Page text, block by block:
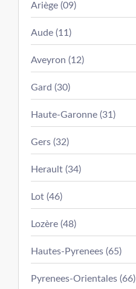
Ariège (09)
Aude (11)
Aveyron (12)
Gard (30)
Haute-Garonne (31)
Gers (32)
Herault (34)
Lot (46)
Lozère (48)
Hautes-Pyrenees (65)
Pyrenees-Orientales (66)